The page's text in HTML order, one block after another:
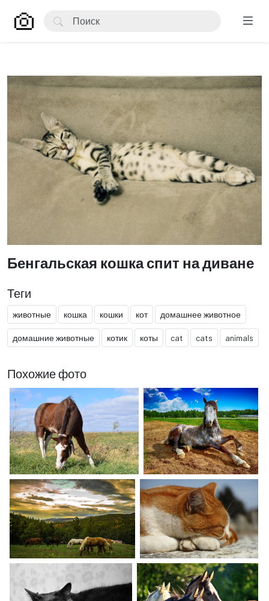
Бенгальская кошка спит на диване
Теги
животные кошка кошки кот домашнее животное
домашние животные котик коты cat cats animals
Похожие фото